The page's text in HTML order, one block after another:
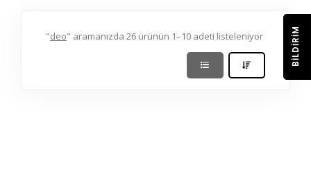
"deo" aramanızda 26 ürünün 1–10 adeti listeleniyor BILDIRIM